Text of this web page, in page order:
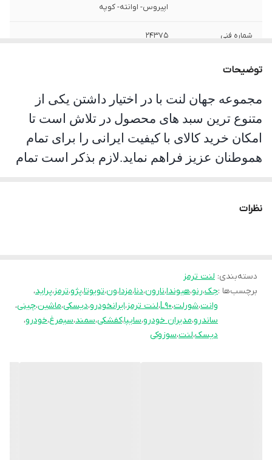
اپيروس- اوانته- کوپه
شماره فنی 24375
جنس
توضیحات
مجموعه جهان لنت با در اختیار داشتن یکی از
متنوع ترین سبد های محصول در تلاش است تا
امکان خرید کالای با کیفیت ایرانی را برای تمام
هموطنان عزیز فراهم نماید.لازم بذکر است تمام
نوآوری فرمولاسیون جدید محصول فوق را با نام
تولید شده موفق به جلب رضایت حداکثری
کاربران شده است به طوری پیمایش و عمر مفید
آن قابل قبول است و در زمان استفاده به هیچ
عنوان سوت نمی کشد و از همه مهمتر اینکه
نظرات
دسته‌بندی: لنت ترمز
برچسب‌ها :جک،رنو،هیوندا،نارون،دنا،مزدا،ون،تویوتا،پژو،ترمز،پراید،
وانت،شورلت،L90،لنت ترمز،ایرانخودرو،دیسکی،ماشین،چینی،
ساندرو،مدیران خودرو،سایپا،کفشکی،سمند،سیمرغ،خودرو،
دیسک،لنت،سوزوکی